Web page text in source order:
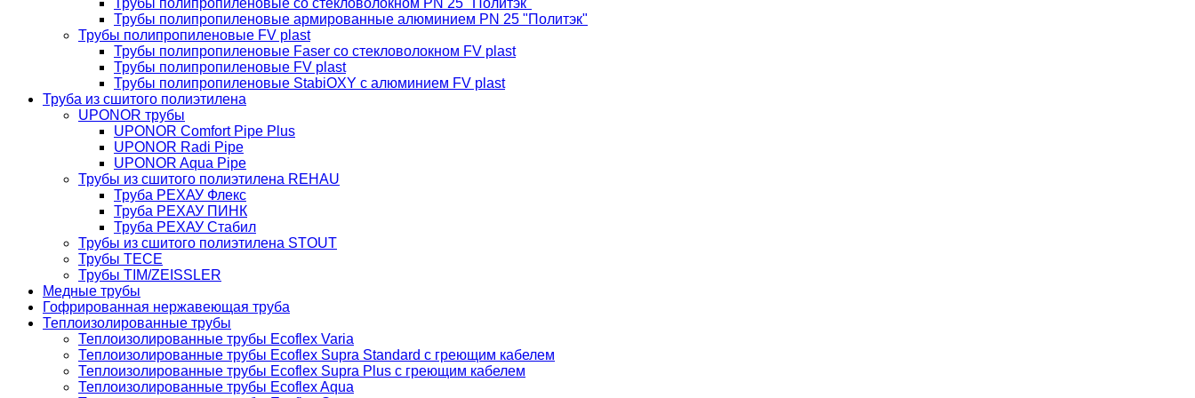
Трубы полипропиленовые армированные алюминием PN 25 "Политэк"
Трубы полипропиленовые FV plast
Трубы полипропиленовые Faser со стекловолокном FV plast
Трубы полипропиленовые FV plast
Трубы полипропиленовые StabiOXY с алюминием FV plast
Труба из сшитого полиэтилена
UPONOR трубы
UPONOR Comfort Pipe Plus
UPONOR Radi Pipe
UPONOR Aqua Pipe
Трубы из сшитого полиэтилена REHAU
Труба РЕХАУ Флекс
Труба РЕХАУ ПИНК
Труба РЕХАУ Стабил
Трубы из сшитого полиэтилена STOUT
Трубы TECE
Трубы TIM/ZEISSLER
Медные трубы
Гофрированная нержавеющая труба
Теплоизолированные трубы
Теплоизолированные трубы Ecoflex Varia
Теплоизолированные трубы Ecoflex Supra Standard с греющим кабелем
Теплоизолированные трубы Ecoflex Supra Plus с греющим кабелем
Теплоизолированные трубы Ecoflex Aqua